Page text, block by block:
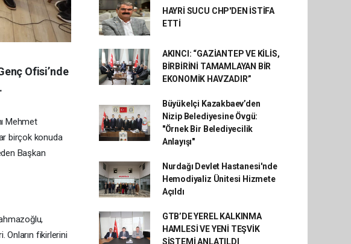
Ofisi’nde
Mehmet
birçok konuda
Başkan
Onların fikirlerini
HAYRİ SUCU CHP'DEN İSTİFA
ETTİ
AKINCI: “GAZİANTEP VE KİLİS,
BİRBİRİNİ TAMAMLAYAN BİR
EKONOMİK HAVZADIR”
Büyükelçi Kazakbaev’den
Nizip Belediyesine Övgü:
"Örnek Bir Belediyecilik
Anlayışı"
Nurdağı Devlet Hastanesi'nde
Hemodiyaliz Ünitesi Hizmete
Açıldı
GTB’DE YEREL KALKINMA
HAMLESİ VE YENİ TEŞVİK
SİSTEMİ ANLATILDI